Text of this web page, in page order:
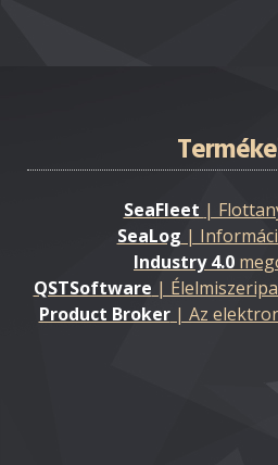
SeaFleet |
SeaLog |
Industry 4.0
QSTSoftware |
Product Broker| Az